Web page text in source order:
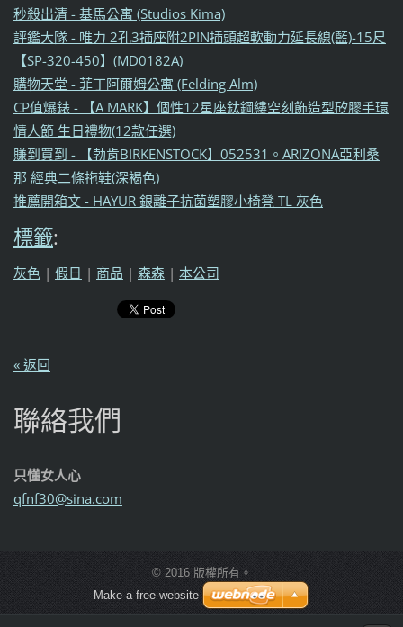
秒殺出清 - 基馬公寓 (Studios Kima)
評鑑大隊 - 唯力 2孔3插座附2PIN插頭超軟動力延長線(藍)-15尺
【SP-320-450】(MD0182A)
購物天堂 - 菲丁阿爾姆公寓 (Felding Alm)
CP值爆錶 - 【A MARK】個性12星座鈦鋼縷空刻飾造型矽膠手環
情人節 生日禮物(12款任選)
賺到買到 - 【勃肯BIRKENSTOCK】052531。ARIZONA亞利桑
那 經典二條拖鞋(深褐色)
推薦開箱文 - HAYUR 銀離子抗菌塑膠小椅凳 TL 灰色
標籤:
灰色 | 假日 | 商品 | 森森 | 本公司
« 返回
聯絡我們
只懂女人心
qfnf30@sina.com
© 2016 版權所有。
Make a free website